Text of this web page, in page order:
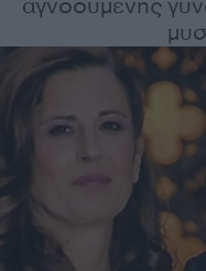
αγνοούμενης